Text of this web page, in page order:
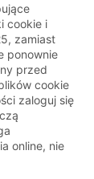
cookie i
zamiast
ponownie
przed
cookie
zaloguj się
online, nie